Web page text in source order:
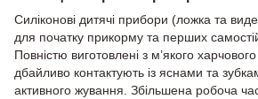
Силіконові дитячі прибори (ложка та
для початку прикорму та перших
Повністю виготовлені з м’якого
дбайливо контактують із яснами та
активного жування. Збільшена робоча